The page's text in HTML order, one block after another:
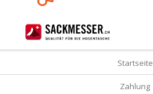
Startseite
Zahlung